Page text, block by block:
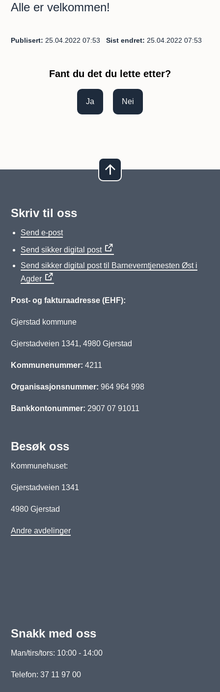
Alle er velkommen!
Publisert 25.04.2022 07:53 Sist endret 25.04.2022 07:53
Fant du det du lette etter?
Ja Nei
Skriv til oss
Send e-post
Send sikker digital post
Send sikker digital post til Barneverntjenesten Øst i
Agder
Post- og fakturaadresse (EHF):
Gjerstad kommune
Gjerstadveien 1341, 4980 Gjerstad
Kommunenummer: 4211
Organisasjonsnummer: 964 964 998
Bankkontonummer: 2907 07 91011
Besøk oss
Kommunehuset:
Gjerstadveien 1341
4980 Gjerstad
Andre avdelinger
Snakk med oss
Man/tirs/tors: 10:00 - 14:00
Telefon: 37 11 97 00